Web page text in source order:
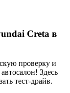
Creta в
проверку и
Здесь
тест-драйв.